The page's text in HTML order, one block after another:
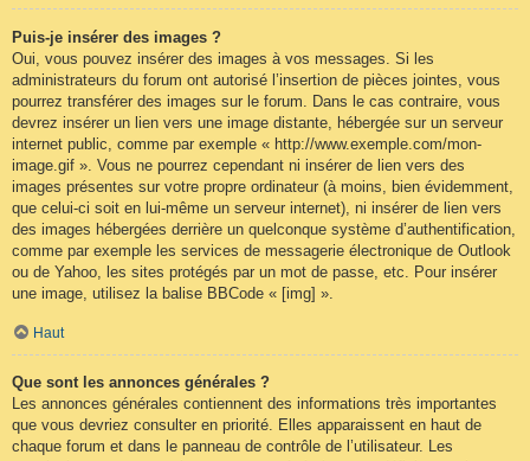
Puis-je insérer des images ?
Oui, vous pouvez insérer des images à vos messages. Si les
administrateurs du forum ont autorisé l’insertion de pièces jointes, vous
pourrez transférer des images sur le forum. Dans le cas contraire, vous
devrez insérer un lien vers une image distante, hébergée sur un serveur
internet public, comme par exemple « http://www.exemple.com/mon-
image.gif ». Vous ne pourrez cependant ni insérer de lien vers des
images présentes sur votre propre ordinateur (à moins, bien évidemment,
que celui-ci soit en lui-même un serveur internet), ni insérer de lien vers
des images hébergées derrière un quelconque système d’authentification,
comme par exemple les services de messagerie électronique de Outlook
ou de Yahoo, les sites protégés par un mot de passe, etc. Pour insérer
une image, utilisez la balise BBCode « [img] ».
Haut
Que sont les annonces générales ?
Les annonces générales contiennent des informations très importantes
que vous devriez consulter en priorité. Elles apparaissent en haut de
chaque forum et dans le panneau de contrôle de l’utilisateur. Les